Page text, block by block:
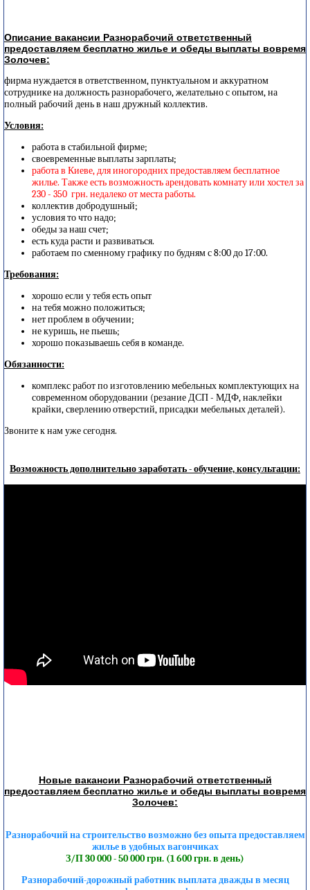
Описание вакансии Разнорабочий ответственный
предоставляем бесплатно жилье и обеды выплаты вовремя
Золочев:
фирма нуждается в ответственном, пунктуальном и аккуратном
сотруднике на должность разнорабочего, желательно с опытом, на
полный рабочий день в наш дружный коллектив.
Условия:
работа в стабильной фирме;
своевременные выплаты зарплаты;
работа в Киеве, для иногородних предоставляем бесплатное
жилье. Также есть возможность арендовать комнату или хостел за
230 - 350 грн. недалеко от места работы.
коллектив добродушный;
условия то что надо;
обеды за наш счет;
есть куда расти и развиваться.
работаем по сменному графику по будням с 8:00 до 17:00.
Требования:
хорошо если у тебя есть опыт
на тебя можно положиться;
нет проблем в обучении;
не куришь, не пьешь;
хорошо показываешь себя в команде.
Обязанности:
комплекс работ по изготовлению мебельных комплектующих на
современном оборудовании (резание ДСП - МДФ, наклейки
крайки, сверлению отверстий, присадки мебельных деталей).
Звоните к нам уже сегодня.
Возможность дополнительно заработать - обучение, консультации:
Новые вакансии Разнорабочий ответственный
предоставляем бесплатно жилье и обеды выплаты вовремя
Золочев:
Разнорабочий на строительство возможно без опыта предоставляем
жилье в удобных вагончиках
З/П 30 000 - 50 000 грн. (1 600 грн. в день)
Разнорабочий-дорожный работник выплата дважды в месяц